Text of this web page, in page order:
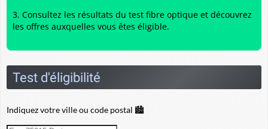
Consultez les résultats du test fibre optique et découvrez
les offres auxquelles vous êtes éligible.
Test d'éligibilité
Indiquez votre ville ou code postal 🏙️